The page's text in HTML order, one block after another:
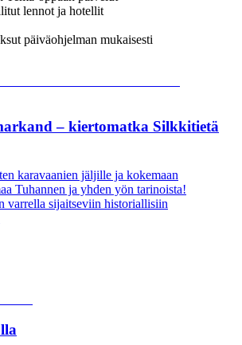
lennot ja hotellit
päiväohjelman mukaisesti
– kiertomatka Silkkitietä
karavaanien jäljille ja kokemaan
Tuhannen ja yhden yön tarinoista!
varrella sijaitseviin historiallisiin